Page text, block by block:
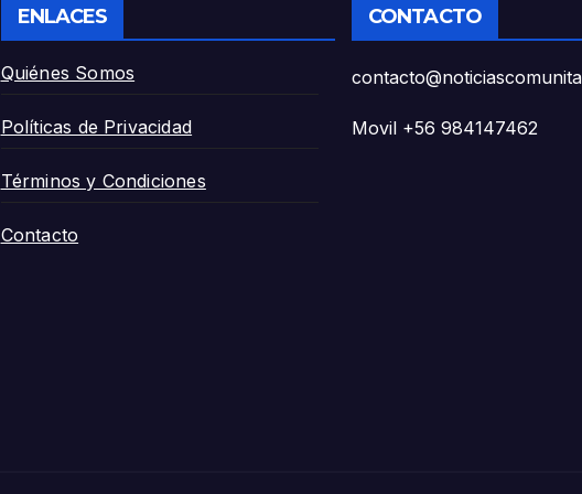
ENLACES
Quiénes Somos
Políticas de Privacidad
Términos y Condiciones
Contacto
CONTACTO
Movil +56 984147462